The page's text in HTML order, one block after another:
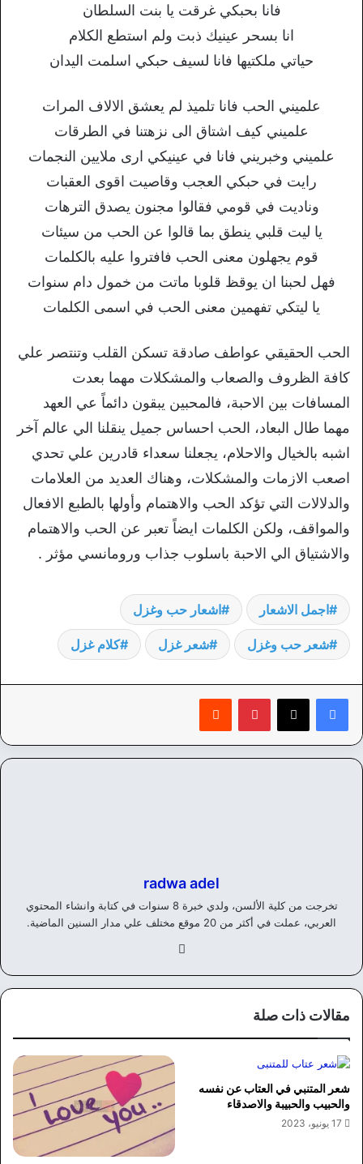
فانا بحبكي غرقت يا بنت السلطان
انا بسحر عينيك ذبت ولم استطع الكلام
حياتي ملكتيها فانا لسيف حبكي اسلمت اليدان
علميني الحب فانا تلميذ لم يعشق الالاف المرات
علميني كيف اشتاق الى نزهتنا في الطرقات
علميني وخبريني فانا في عينيكي ارى ملايين النجمات
رايت في حبكي العجب وقاصيت اقوى العقبات
وناديت في قومي فقالوا مجنون يصدق الترهات
يا ليت قلبي ينطق بما قالوا عن الحب من سيئات
قوم يجهلون معنى الحب فافتروا عليه بالكلمات
فهل لحبنا ان يوقظ قلوبا ماتت من خمول دام سنوات
يا ليتكي تفهمين معنى الحب في اسمى الكلمات
الحب الحقيقي عواطف صادقة تسكن القلب وتنتصر علي
كافة الظروف والصعاب والمشكلات مهما بعدت
المسافات بين الاحبة، فالمحبين يبقون دائماً عي العهد
مهما طال البعاد، الحب احساس جميل ينقلنا الي عالم آخر
اشبه بالخيال والاحلام، يجعلنا سعداء قادرين علي تحدي
اصعب الازمات والمشكلات، وهناك العديد من العلامات
والدلالات التي تؤكد الحب والاهتمام وأولها بالطبع الافعال
والمواقف، ولكن الكلمات ايضاً تعبر عن الحب والاهتمام
والاشتياق الي الاحبة باسلوب جذاب ورومانسي مؤثر .
اجمل الاشعار اشعار حب وغزل
شعر حب وغزل شعر غزل كلام غزل
بينتيريست
radwa adel
تخرجت من كلية الألسن، ولدي خبرة 8 سنوات في كتابة وانشاء المحتوي
العربي، عملت في أكثر من 20 موقع مختلف علي مدار السنين الماضية.
وك
مقالات ذات صلة
شعر المتنبي في العتاب عن نفسه
والحبيب والحبيبة والاصدقاء
17 يونيو، 2023